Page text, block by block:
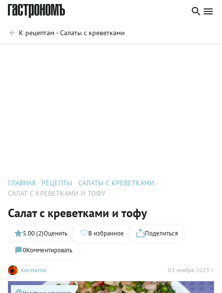
К рецептам - Салаты с креветками
ГЛАВНАЯ РЕЦЕПТЫ
САЛАТЫ С КРЕВЕТКАМИ
САЛАТ С КРЕВЕТКАМИ И ТОФУ
Салат с креветками и тофу
Konstanta 03 ноября 2025 г.
5.00 (2)Оценить В избранное
Поделиться
0Комментировать